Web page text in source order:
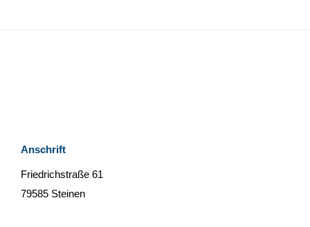
Anschrift
Friedrichstraße 61
79585 Steinen